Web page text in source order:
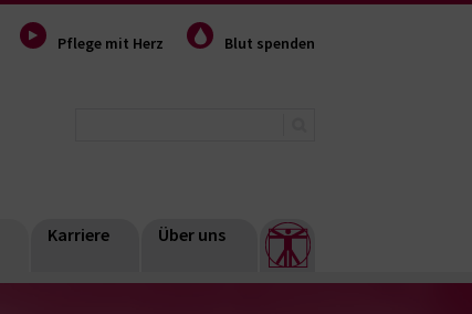
Pflege mit Herz Blut spenden
Karriere Über uns